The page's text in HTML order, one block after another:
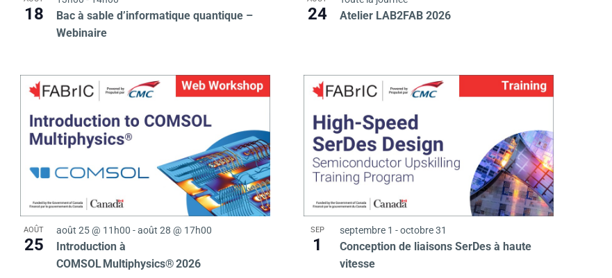
i
o
n
p
a
n
d
e
v
u
e
18
Bac à sable d’informatique quantique –
Webinaire
24 Atelier LAB2FAB 2026
AOÛT
25
Introduction à
COMSOL Multiphysics® 2026
août 25 @ 11h00 -août 28 @ 17h00 SEP
1
Conception de liaisons SerDes à haute
vitesse
septembre 1 -octobre 31